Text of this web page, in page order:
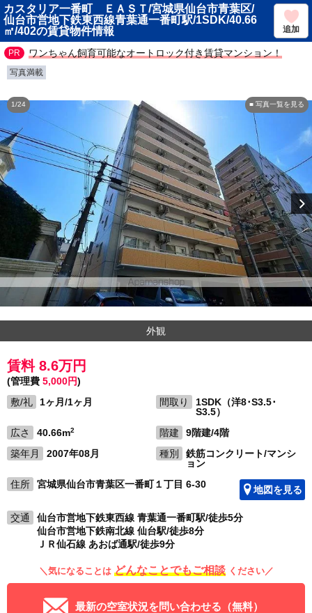
カスタリア一番町 ＥＡＳＴ/宮城県仙台市青葉区/
仙台市営地下鉄東西線青葉通一番町駅/1SDK/40.66
㎡/402の賃貸物件情報
追加
ワンちゃん飼育可能なオートロック付き賃貸マンション！
写真満載
■ 写真一覧を見る
1/24
外観
賃料 8.6万円
(管理費 5,000円)
敷/礼
1ヶ月/1ヶ月 間取り
1SDK（洋8･S3.5･
S3.5）
広さ
40.66m2 階建
9階建/4階
築年月
2007年08月 種別
鉄筋コンクリート/マンシ
ョン
住所
宮城県仙台市青葉区一番町１丁目 6-30 地図を見る
交通
仙台市営地下鉄東西線 青葉通一番町駅/徒歩5分
仙台市営地下鉄南北線 仙台駅/徒歩8分
ＪＲ仙石線 あおば通駅/徒歩9分
＼気になることは どんなことでもご相談 ください／
最新の空室状況を問い合わせる（無料）